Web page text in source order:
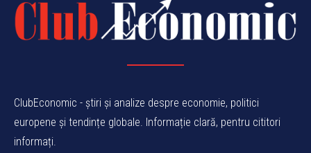
ClubEconomic - știri și analize despre economie, politici
europene și tendințe globale. Informație clară, pentru cititori
informați.